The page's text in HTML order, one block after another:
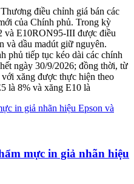
điều chỉnh giá bán các
của Chính phủ. Trong kỳ
và E10RON95-III được điều
và dầu madút giữ nguyên.
phủ tiếp tục kéo dài các chính
ngày 30/9/2026; đồng thời, từ
xăng được thực hiện theo
là 8% và xăng E10 là
mực in giả nhãn hiệu